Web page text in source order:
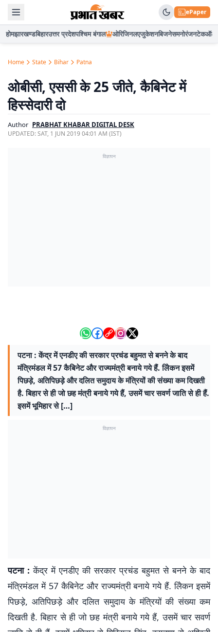
ePaper
होमझारखण्डबिहारउत्तर प्रदेशपश्चिम बंगाल ओरिजिनलएजुकेशनबिजनेसमनोरंजनटेकऑटो
Home State Bihar Patna
ओबीसी, एससी के 25 जीते, कैबिनेट में
हिस्सेदारी दो
Author PRABHAT KHABAR DIGITAL DESK
UPDATED:SAT, 1 JUN 2019 04:01 AM (IST)
विज्ञापन
पटना : केंद्र में एनडीए की सरकार प्रचंड बहुमत से बनने के बाद
मंत्रिमंडल में 57 कैबिनेट और राज्यमंत्री बनाये गये हैं. लेिकन इसमें
पिछड़े, अतिपिछड़े और दलित समुदाय के मंत्रियों की संख्या कम दिखती
है. बिहार से ही जो छह मंत्री बनाये गये हैं, उसमें चार सवर्ण जाति से ही हैं.
इसमें भूमिहार से […]
विज्ञापन
पटना :केंद्र में एनडीए की सरकार प्रचंड बहुमत से बनने के बाद
मंत्रिमंडल में 57 कैबिनेट और राज्यमंत्री बनाये गये हैं. लेिकन इसमें
पिछड़े, अतिपिछड़े और दलित समुदाय के मंत्रियों की संख्या कम
दिखती है. बिहार से ही जो छह मंत्री बनाये गये हैं, उसमें चार सवर्ण